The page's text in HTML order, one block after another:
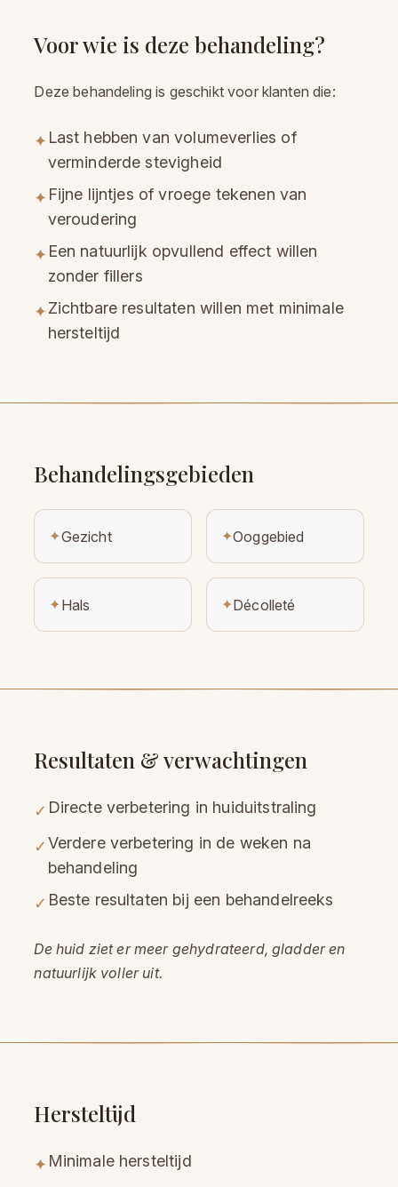
Voor wie is deze behandeling?
Deze behandeling is geschikt voor klanten die:
✦Last hebben van volumeverlies of
verminderde stevigheid
✦Fijne lijntjes of vroege tekenen van
veroudering
✦Een natuurlijk opvullend effect willen
zonder fillers
✦Zichtbare resultaten willen met minimale
hersteltijd
Behandelingsgebieden
✦Gezicht ✦Ooggebied
✦Hals ✦Décolleté
Resultaten & verwachtingen
✓ Directe verbetering in huiduitstraling
✓Verdere verbetering in de weken na
behandeling
✓ Beste resultaten bij een behandelreeks
De huid ziet er meer gehydrateerd, gladder en
natuurlijk voller uit.
Hersteltijd
✦Minimale hersteltijd